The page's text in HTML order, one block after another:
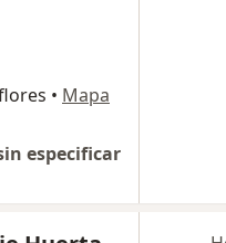
• Mapa
especificar